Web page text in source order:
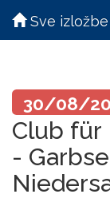
Sve izložbe
30/08/
Club für
-